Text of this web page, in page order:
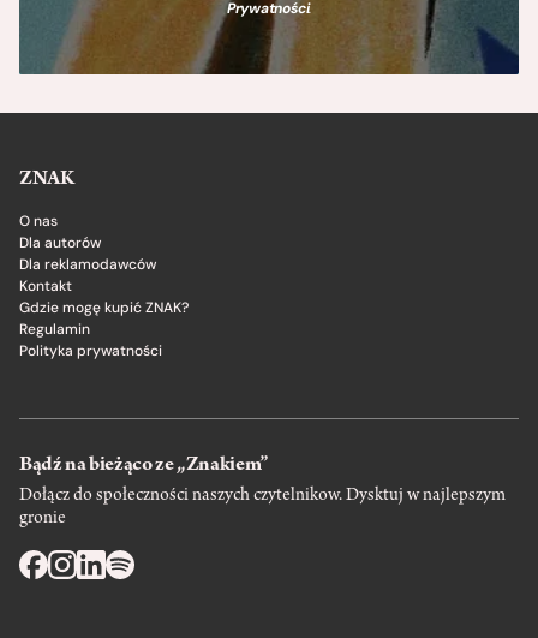
Prywatności.
ZNAK
O nas
Dla autorów
Dla reklamodawców
Kontakt
Gdzie mogę kupić ZNAK?
Regulamin
Polityka prywatności
Bądź na bieżąco ze „Znakiem”
Dołącz do społeczności naszych czytelnikow. Dysktuj w najlepszym
gronie